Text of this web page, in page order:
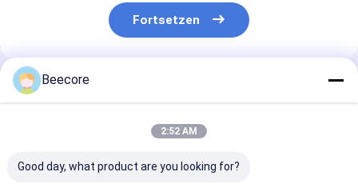
Fortsetzen
Empfohlene Produkte
Beecore
2:52 AM
Good day, what product are you looking for?